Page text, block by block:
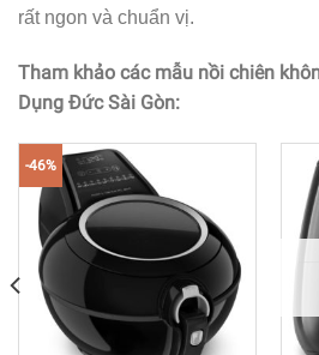
rất ngon và chuẩn vị.
Tham khảo các mẫu nồi chiên
Dụng Đức Sài Gòn:
-46%